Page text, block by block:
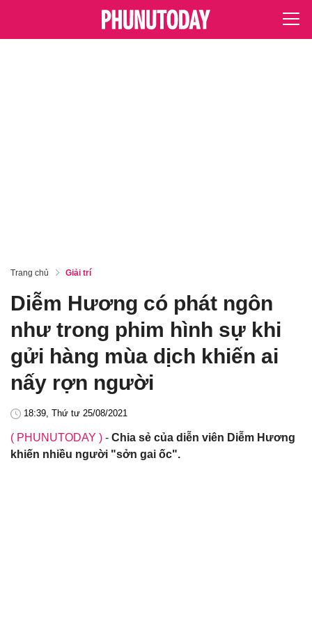
Trang chủ Giải trí
Diễm Hương có phát ngôn
như trong phim hình sự khi
gửi hàng mùa dịch khiến ai
nấy rợn người
18:39, Thứ tư 25/08/2021
( PHUNUTODAY ) - Chia sẻ của diễn viên Diễm Hương
khiến nhiều người "sởn gai ốc".